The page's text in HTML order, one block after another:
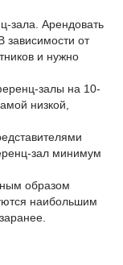
зала. Арендовать
от
и нужно
залы на 10-
низкой,
зал минимум
образом
наибольшим